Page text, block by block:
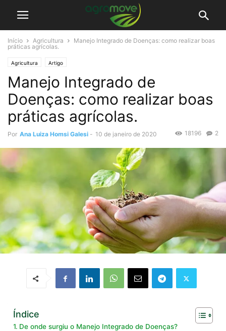
Início Agricultura
Manejo Integrado de Doenças: como realizar boas
práticas agrícolas.
Agricultura Artigo
Manejo Integrado de
Doenças: como realizar boas
práticas agrícolas.
Por Ana Luiza Homsi Galesi - 10 de janeiro de 2020 2
18196
Índice
De onde surgiu o Manejo Integrado de Doenças?